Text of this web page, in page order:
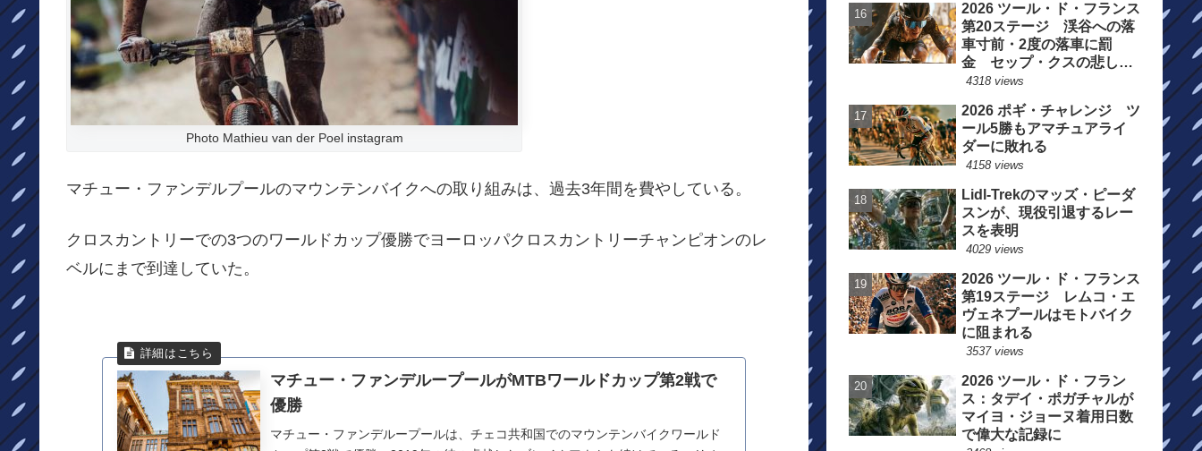
Photo Mathieu van der Poel instagram
マチュー・ファンデルプールのマウンテンバイクへの取り組みは、過去3年間を費やしている。
クロスカントリーでの3つのワールドカップ優勝でヨーロッパクロスカントリーチャンピオンのレ
ベルにまで到達していた。
マチュー・ファンデループールがMTBワールドカップ第2戦で
優勝
マチュー・ファンデループールは、チェコ共和国でのマウンテンバイクワールド
2026 ツール・ド・フランス
第20ステージ 渓谷への落
車寸前・2度の落車に罰
金 セップ・クスの悲しい
一日
4318 views
2026 ポギ・チャレンジ ツ
ール5勝もアマチュアライ
ダーに敗れる
4158 views
Lidl-Trekのマッズ・ピーダ
スンが、現役引退するレー
スを表明
4029 views
2026 ツール・ド・フランス
第19ステージ レムコ・エ
ヴェネプールはモトバイク
に阻まれる
3537 views
2026 ツール・ド・フラン
ス：タデイ・ポガチャルが
マイヨ・ジョーヌ着用日数
で偉大な記録に